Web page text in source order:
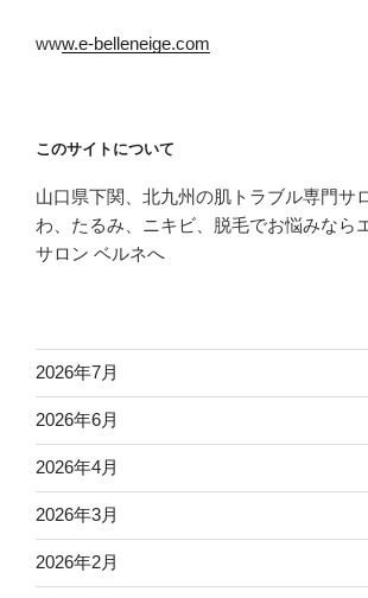
www.e-belleneige.com
このサイトについて
山口県下関、北九州の肌トラブル専門サ
わ、たるみ、ニキビ、脱毛でお悩みなら
サロン ベルネへ
2026年7月
2026年6月
2026年4月
2026年3月
2026年2月